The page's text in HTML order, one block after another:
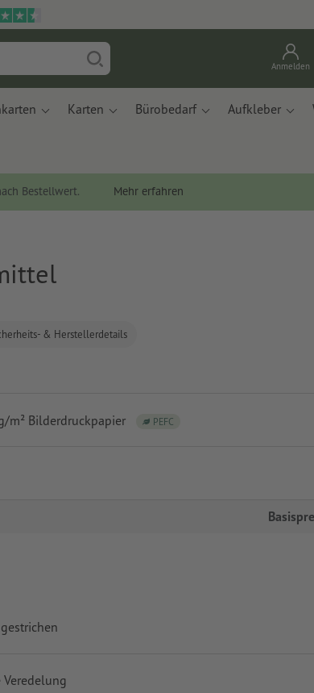
Anmelden
Karten Bürobedarf Aufkleber
Bestellwert. Mehr erfahren
& Herstellerdetails
m² Bilderdruckpapier PEFC
Veredelung